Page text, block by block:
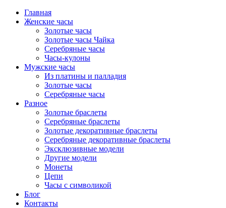
Главная
Женские часы
Золотые часы
Золотые часы Чайка
Серебряные часы
Часы-кулоны
Мужские часы
Из платины и палладия
Золотые часы
Серебряные часы
Разное
Золотые браслеты
Серебряные браслеты
Золотые декоративные браслеты
Серебряные декоративные браслеты
Эксклюзивные модели
Другие модели
Монеты
Цепи
Часы с символикой
Блог
Контакты